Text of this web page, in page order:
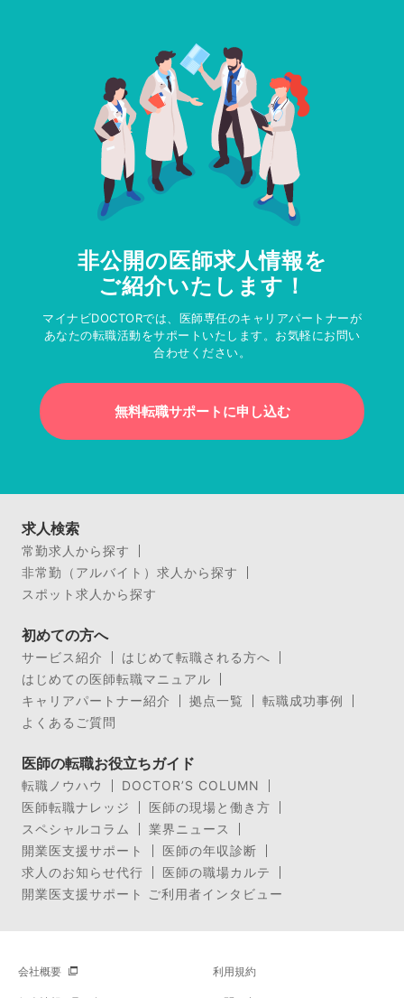
非公開の医師求人情報を
ご紹介いたします！
マイナビDOCTORでは、医師専任のキャリアパートナーが
あなたの転職活動をサポートいたします。お気軽にお問い
合わせください。
無料転職サポートに申し込む
求人検索
常勤求人から探す
非常勤（アルバイト）求人から探す
スポット求人から探す
初めての方へ
サービス紹介
はじめて転職される方へ
はじめての医師転職マニュアル
キャリアパートナー紹介
拠点一覧
転職成功事例
よくあるご質問
医師の転職お役立ちガイド
転職ノウハウ
DOCTOR’S COLUMN
医師転職ナレッジ
医師の現場と働き方
スペシャルコラム
業界ニュース
開業医支援サポート
医師の年収診断
求人のお知らせ代行
医師の職場カルテ
開業医支援サポート ご利用者インタビュー
会社概要 利用規約